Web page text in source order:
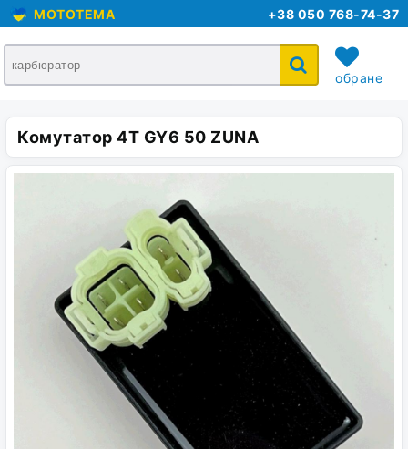
MOTOTEMA +38 050 768-74-37
обране
Комутатор 4T GY6 50 ZUNA